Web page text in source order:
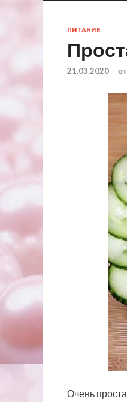
ПИТАНИЕ
21.03.2020 - от
Очень